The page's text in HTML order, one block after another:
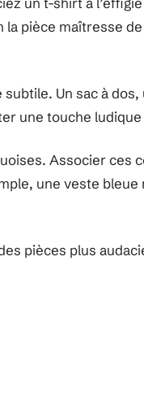
la pièce maîtresse
Un sac à
une touche
Associer ces
une veste bleue
pièces plus